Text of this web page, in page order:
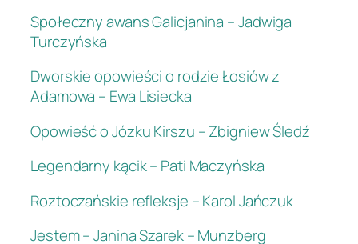
Społeczny awans Galicjanina – Jadwiga
Turczyńska
Dworskie opowieści o rodzie Łosiów z
Adamowa – Ewa Lisiecka
Opowieść o Józku Kirszu – Zbigniew Śledź
Legendarny kącik – Pati Maczyńska
Roztoczańskie refleksje – Karol Jańczuk
Jestem – Janina Szarek – Munzberg